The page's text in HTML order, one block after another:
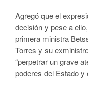
Agregó que el
decisión y pese a
primera ministra
Torres y su
“perpetrar un grave
poderes del Estado y